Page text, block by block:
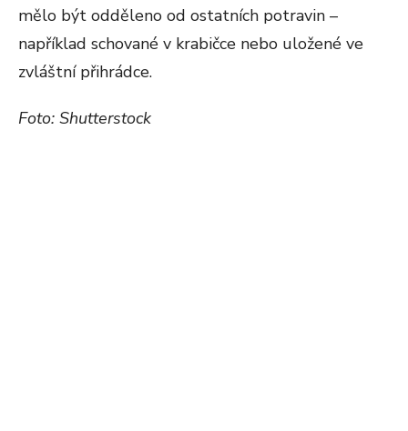
mělo být odděleno od ostatních potravin –
například schované v krabičce nebo uložené ve
zvláštní přihrádce.
Foto: Shutterstock